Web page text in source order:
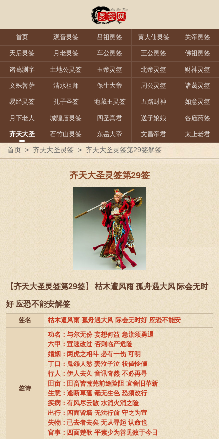
首页 观音灵签 吕祖灵签 黄大仙灵签 关帝灵签
天后灵签 月老灵签 车公灵签 王公灵签 佛祖灵签
诸葛测字 土地公灵签 玉帝灵签 北帝灵签 财神灵签
文殊菩萨 清水祖师 保生大帝 周公灵签 诸葛灵签
易经灵签 孔子圣签 地藏王灵签 五路财神 如意灵签
月下老人 城隍庙灵签 四圣真君 送子娘娘 各庙药签
齐天大圣 石竹山灵签 东岳大帝 文昌帝君 太上老君
首页 > 齐天大圣灵签 > 齐天大圣灵签第29签解签
齐天大圣灵签第29签
【齐天大圣灵签第29签】 枯木遭风雨 孤舟遇大风 际会无时
好 应恐不能安解签
签名 枯木遭风雨 孤舟遇大风 际会无时好 应恐不能安
签诗
功名：与尔无份 妄想何益 急流须勇退
六甲：宜速改过 否则临产危险
婚姻：两虎之相斗 必有一伤 可明
丁口：鬼怨人愁 妻泣子泣 状値怜倾
行人：伊人去久 音讯杳然 不必再寻
田亩：田畜皆荒芜前途险阻 宜舍旧革新
生意：逢断草蓬 毫无生色 恐须改行
疾病：有风尽云散 水消火消之险
出行：四面皆墙 无法行前 守之为宜
失物：已去者去矣 无从寻起 认命也
官事：四面楚歌 平素少为善见效于今日